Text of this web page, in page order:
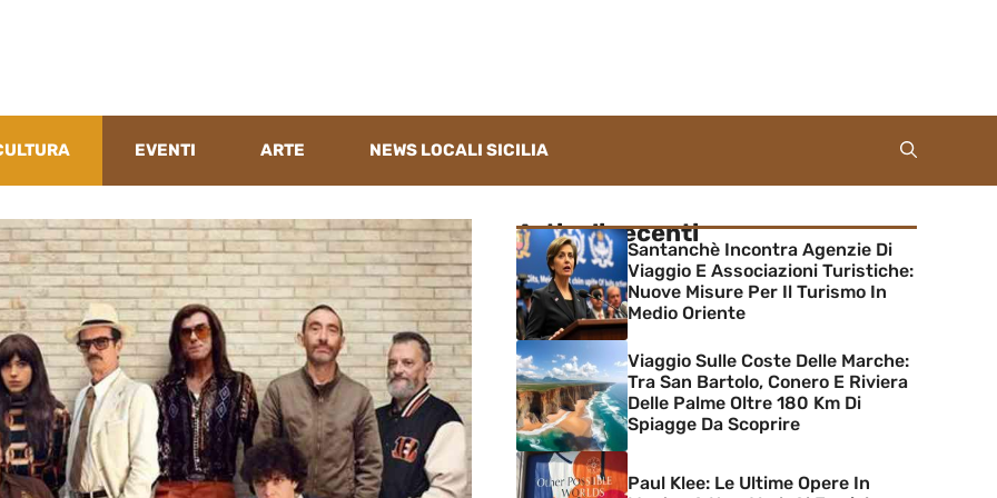
EVENTI ARTE NEWS LOCALI SICILIA
Articoli recenti
Santanchè Incontra Agenzie Di
Viaggio E Associazioni Turistiche:
Nuove Misure Per Il Turismo In
Medio Oriente
Viaggio Sulle Coste Delle Marche:
Tra San Bartolo, Conero E Riviera
Delle Palme Oltre 180 Km Di
Spiagge Da Scoprire
Paul Klee: Le Ultime Opere In